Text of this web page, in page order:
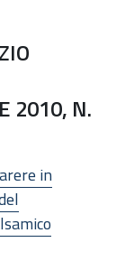
2010, N.
in